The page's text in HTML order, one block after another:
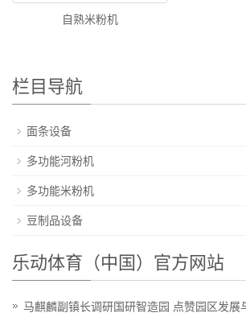
自熟米粉机
栏目导航
面条设备
多功能河粉机
多功能米粉机
豆制品设备
乐动体育（中国）官方网站
马麒麟副镇长调研国研智造园 点赞园区发展